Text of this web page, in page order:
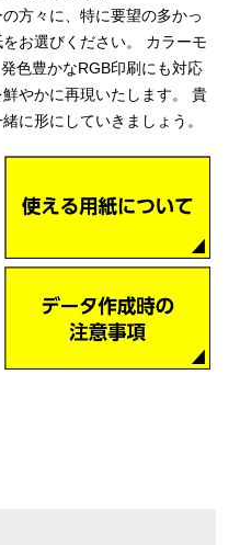
方々に、特に要望の多かっ
お選びください。 カラーモ
色豊かなRGB印刷にも対応
やかに再現いたします。 貴
に形にしていきましょう。